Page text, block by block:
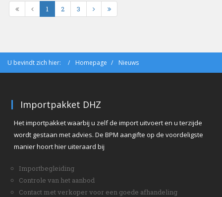
1
2 3
U bevindt zich hier: Homepage Nieuws
Importpakket DHZ
Het importpakket waarbij u zelf de import uitvoert en u terzijde
wordt gestaan met advies. De BPM aangifte op de voordeligste
manier hoort hier uiteraard bij
Importbegleiding
Controle van het aanbod
Contact met verkoper voor een goede afhandeling